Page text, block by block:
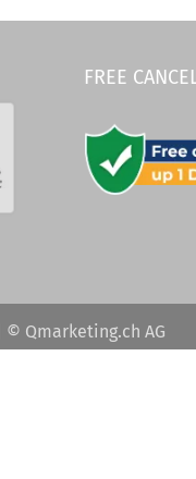
FREE
| © Qmarketing.ch AG